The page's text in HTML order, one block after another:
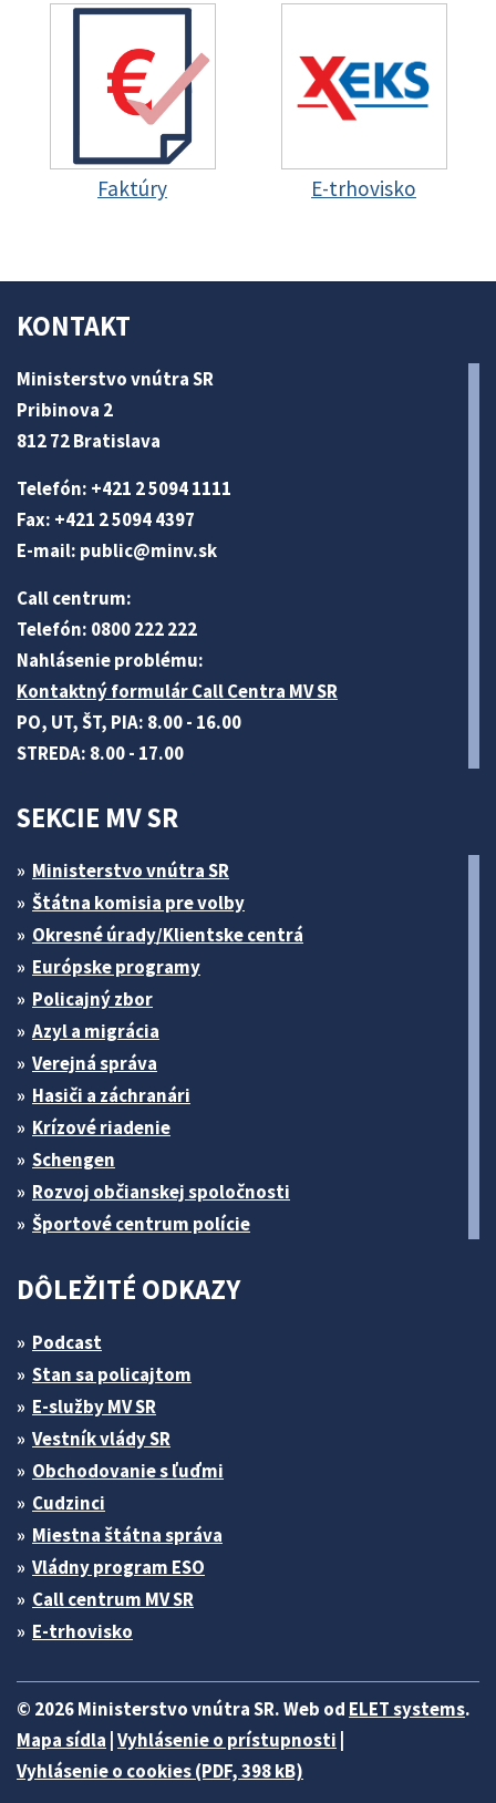
Faktúry E-trhovisko
KONTAKT
Ministerstvo vnútra SR
Pribinova 2
812 72 Bratislava
Telefón: +421 2 5094 1111
Fax: +421 2 5094 4397
E-mail: public@minv.sk
Call centrum:
Telefón: 0800 222 222
Nahlásenie problému:
Kontaktný formulár Call Centra MV SR
PO, UT, ŠT, PIA: 8.00 - 16.00
STREDA: 8.00 - 17.00
SEKCIE MV SR
Ministerstvo vnútra SR
Štátna komisia pre volby
Okresné úrady/Klientske centrá
Európske programy
Policajný zbor
Azyl a migrácia
Verejná správa
Hasiči a záchranári
Krízové riadenie
Schengen
Rozvoj občianskej spoločnosti
Športové centrum polície
DÔLEŽITÉ ODKAZY
Podcast
Stan sa policajtom
E-služby MV SR
Vestník vlády SR
Obchodovanie s ľuďmi
Cudzinci
Miestna štátna správa
Vládny program ESO
Call centrum MV SR
E-trhovisko
© 2026 Ministerstvo vnútra SR. Web od ELET systems.
Mapa sídla Vyhlásenie o prístupnosti
Vyhlásenie o cookies (PDF, 398 kB)